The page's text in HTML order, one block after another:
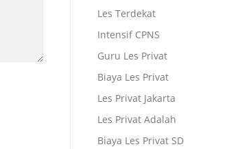
Les Terdekat
Intensif CPNS
Guru Les Privat
Biaya Les Privat
Les Privat Jakarta
Les Privat Adalah
Biaya Les Privat SD